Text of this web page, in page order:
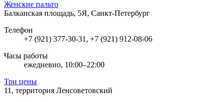
Женские пальто
Балканская площадь, 5Я, Санкт-Петербург
Телефон
+7 (921) 377-30-31, +7 (921) 912-08-06
Часы работы
ежедневно, 10:00–22:00
Три цены
11, территория Ленсоветовский